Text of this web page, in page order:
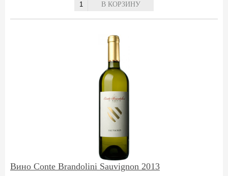
В КОРЗИНУ
Вино Conte Brandolini Sauvignon 2013